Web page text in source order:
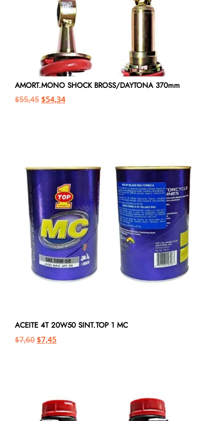
AMORT.MONO SHOCK BROSS/DAYTONA 370mm
$55,45 $54,34
ACEITE 4T 20W50 SINT.TOP 1 MC
$7,60 $7,45